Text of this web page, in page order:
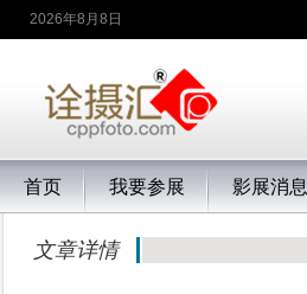
2026年8月8日
首页 我要参展 影展消息
文章详情